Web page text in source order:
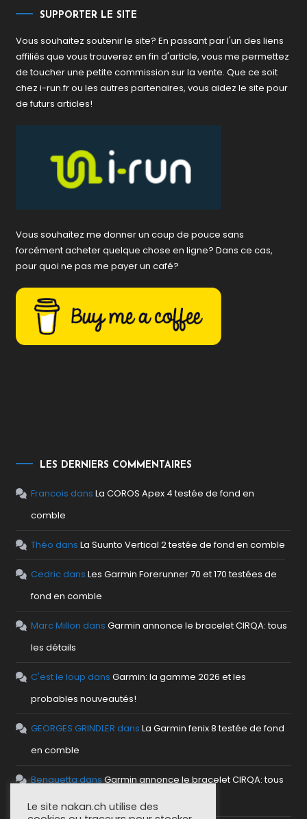
SUPPORTER LE SITE
Vous souhaitez soutenir le site? En passant par l'un des liens
affiliés que vous trouverez en fin d'article, vous me permettez
de toucher une petite commission sur la vente. Que ce soit
chez i-run.fr ou les autres partenaires, vous aidez le site pour
de futurs articles!
Vous souhaitez me donner un coup de pouce sans
forcément acheter quelque chose en ligne? Dans ce cas,
pour quoi ne pas me payer un café?
LES DERNIERS COMMENTAIRES
Francois dansLa COROS Apex 4 testée de fond en
comble
Théo dansLa Suunto Vertical 2 testée de fond en comble
CedricdansLes Garmin Forerunner 70 et 170 testées de
fond en comble
Marc Millon dansGarmin annonce le bracelet CIRQA: tous
les détails
C'est le loup dansGarmin: la gamme 2026 et les
probables nouveautés!
GEORGES GRINDLER dansLa Garmin fenix 8 testée de fond
en comble
Benguetta dansGarmin annonce le bracelet CIRQA: tous
les détails
Le site nakan.ch utilise des